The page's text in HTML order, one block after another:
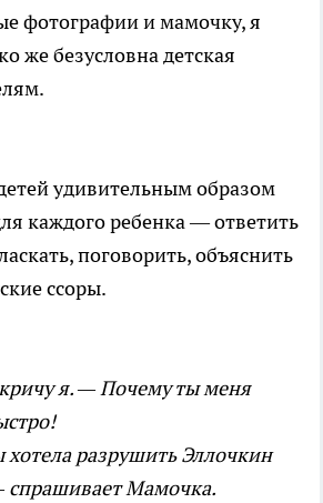
фотографии и мамочку, я
же безусловна детская
удивительным образом
каждого ребенка — ответить
поговорить, объяснить
ссоры.
я. — Почему ты меня
разрушить Эллочкин
спрашивает Мамочка.